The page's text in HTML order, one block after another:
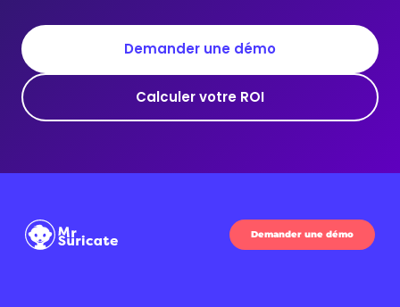
Demander une démo
Calculer votre ROI
Demander une démo